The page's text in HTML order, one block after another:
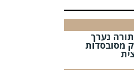
נערך
מסובסדות